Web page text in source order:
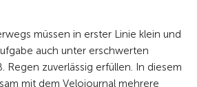
müssen in erster Linie klein und
auch unter erschwerten
Regen zuverlässig erfüllen. In diesem
mit dem Velojournal mehrere